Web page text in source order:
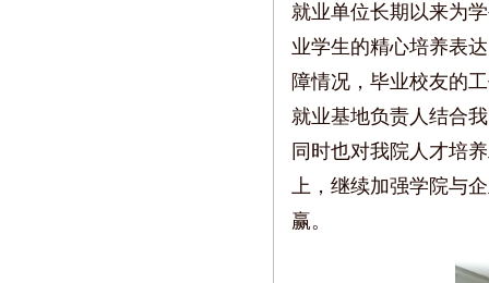
就业单位长期以来为
业学生的精心培养表
障情况，毕业校友的
就业基地负责人结合
同时也对我院人才培
上，继续加强学院与
赢。